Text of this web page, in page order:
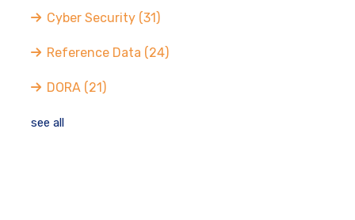
Cyber Security (31)
Reference Data (24)
DORA (21)
see all